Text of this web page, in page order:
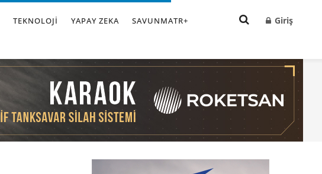
TEKNOLOJI YAPAY ZEKA SAVUNMATR+ Giriş